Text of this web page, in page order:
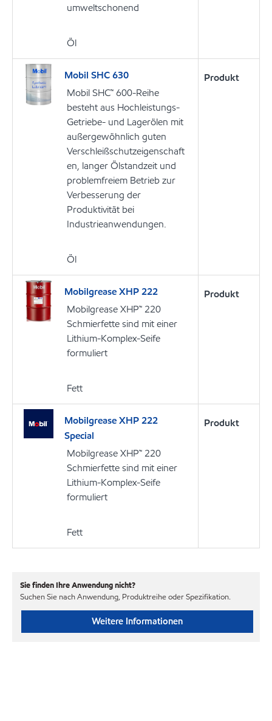
umweltschonend
Öl
Mobil SHC 630
Mobil SHC™ 600-Reihe
besteht aus Hochleistungs-
Getriebe- und Lagerölen mit
außergewöhnlich guten
Verschleißschutzeigenschaft
en, langer Ölstandzeit und
problemfreiem Betrieb zur
Verbesserung der
Produktivität bei
Industrieanwendungen.
Öl
Produkt
Mobilgrease XHP 222
Mobilgrease XHP™ 220
Schmierfette sind mit einer
Lithium-Komplex-Seife
formuliert
Fett
Produkt
Mobilgrease XHP 222
Special
Mobilgrease XHP™ 220
Schmierfette sind mit einer
Lithium-Komplex-Seife
formuliert
Fett
Produkt
Sie finden Ihre Anwendung nicht?
Suchen Sie nach Anwendung, Produktreihe oder Spezifikation.
Weitere Informationen